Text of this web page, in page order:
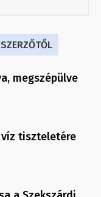
megszépülve
víz tiszteletére